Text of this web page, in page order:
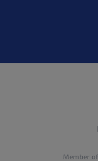
Member of